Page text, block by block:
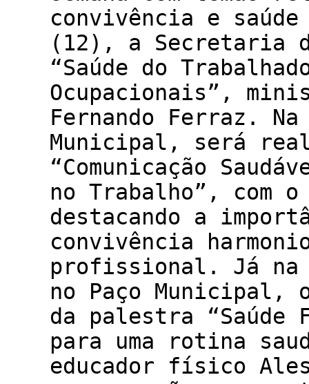
convivência e
(12), a Secretaria
“Saúde do
Ocupacionais”,
Fernando Ferraz.
Municipal, será
“Comunicação
no Trabalho”, com
destacando a
convivência
profissional. Já na
no Paço Municipal,
da palestra
para uma rotina
educador físico